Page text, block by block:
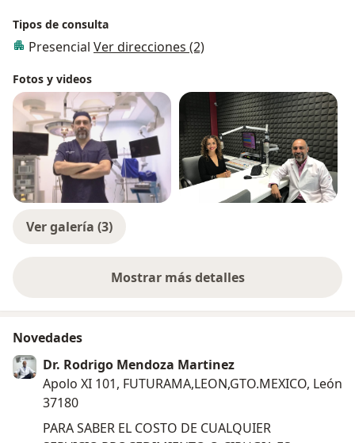
CO-FUNDADOR DE LA ASOCIACION UROLOGICA DE
MINIMA INVASION Y LASER PARA EL TRATAMIENTO DE
Tipos de consulta
Presencial Ver direcciones (2)
Fotos y videos
Ver galería (3)
Mostrar más detalles
sobre la experiencia
Novedades
Dr. Rodrigo Mendoza Martinez
Apolo XI 101, FUTURAMA,LEON,GTO.MEXICO, León
37180
PARA SABER EL COSTO DE CUALQUIER